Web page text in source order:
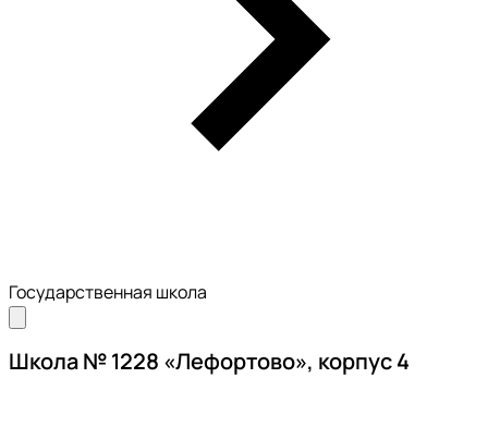
Государственная школа
Школа № 1228 «Лефортово», корпус 4